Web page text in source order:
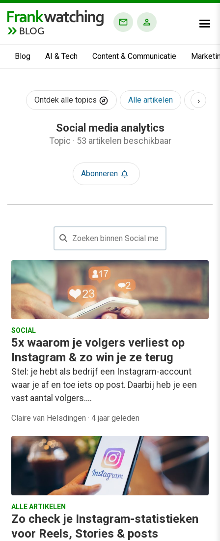
BLOG
Blog AI & Tech Content & Communicatie
Ontdek alle topics Alle artikelen AI &
›
Social media analytics
Topic · 53 artikelen beschikbaar
Abonneren
SOCIAL
5x waarom je volgers verliest op
Instagram & zo win je ze terug
Stel: je hebt als bedrijf een Instagram-account
waar je af en toe iets op post. Daarbij heb je een
vast aantal volgers.…
Claire van Helsdingen · 4 jaar geleden
ALLE ARTIKELEN
Zo check je Instagram-statistieken
voor Reels, Stories & posts